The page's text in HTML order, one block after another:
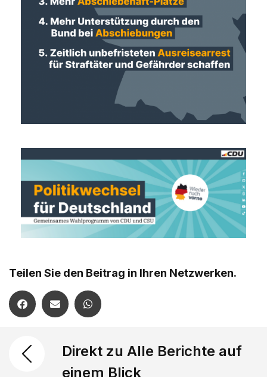
Teilen Sie den Beitrag in Ihren Netzwerken.
Direkt zu Alle Berichte auf
einem Blick